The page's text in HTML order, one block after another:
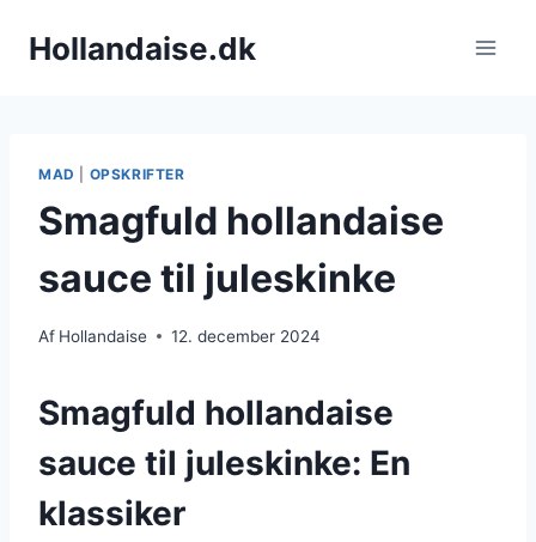
Hollandaise.dk
MAD OPSKRIFTER
Smagfuld hollandaise
sauce til juleskinke
Af Hollandaise 12. december 2024
Smagfuld hollandaise
sauce til juleskinke: En
klassiker